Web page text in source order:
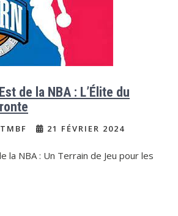
de la NBA : L’Élite du
21 FÉVRIER 2024
la NBA : Un Terrain de Jeu pour les